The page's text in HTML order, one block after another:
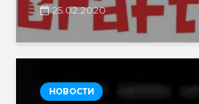
25.02.2020
НОВОСТИ